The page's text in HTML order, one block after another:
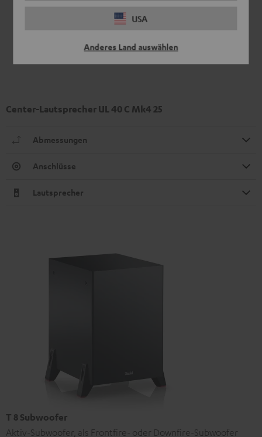
USA
Anderes Land auswählen
Center-Lautsprecher UL 40 C Mk4 25
Abmessungen
Anschlüsse
Lautsprecher
T 8 Subwoofer
Aktiv-Subwoofer, als Frontfire- oder Downfire-Subwoofer